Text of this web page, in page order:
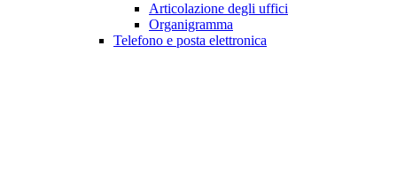
Articolazione degli uffici
Organigramma
Telefono e posta elettronica